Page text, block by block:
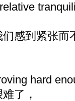
感到紧张而
hard
了，